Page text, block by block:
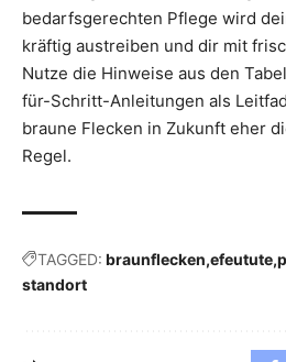
bedarfsgerechten Pflege wird
kräftig austreiben und dir mit
Nutze die Hinweise aus den
für-Schritt-Anleitungen als
braune Flecken in Zukunft eher
Regel.
TAGGED: braunflecken efeutute
standort